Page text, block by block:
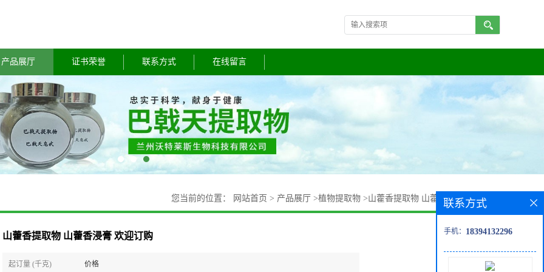
产品展厅 证书荣誉 联系方式 在线留言
您当前的位置： 网站首页 > 产品展厅 >植物提取物 >山藿香提取物 山藿香浸膏 欢迎订购
山藿香提取物 山藿香浸膏 欢迎订购
起订量 (千克) 价格
联系方式
手机： 18394132296